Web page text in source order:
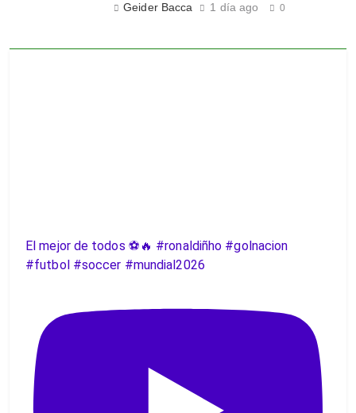
Geider Bacca 1 día ago 0
El mejor de todos ⚽️🔥 #ronaldiñho #golnacion
#futbol #soccer #mundial2026